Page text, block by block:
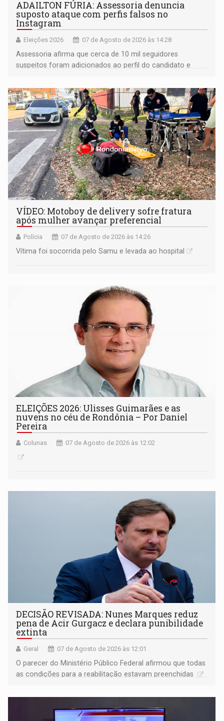
ADAILTON FÚRIA: Assessoria denuncia
suposto ataque com perfis falsos no
Instagram
Eleições 2026 07 de Agosto de 2026 às 14:28
Assessoria afirma que cerca de 10 mil seguidores
suspeitos foram adicionados ao perfil do candidato e
remover as contas
VÍDEO: Motoboy de delivery sofre fratura
após mulher avançar preferencial
Polícia 07 de Agosto de 2026 às 14:26
Vítima foi socorrida pelo Samu e levada ao hospital
ELEIÇÕES 2026: Ulisses Guimarães e as
nuvens no céu de Rondônia – Por Daniel
Pereira
Colunas 07 de Agosto de 2026 às 12:02
DECISÃO REVISADA: Nunes Marques reduz
pena de Acir Gurgacz e declara punibilidade
extinta
Geral 07 de Agosto de 2026 às 12:01
O parecer do Ministério Público Federal afirmou que todas
as condições para a reabilitação estavam preenchidas